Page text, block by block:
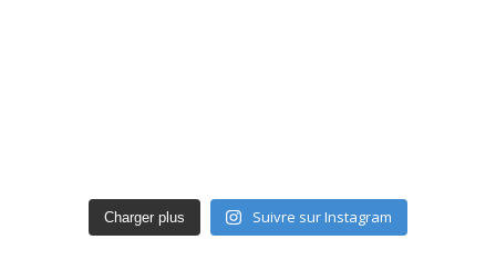
Charger plus Suivre sur Instagram